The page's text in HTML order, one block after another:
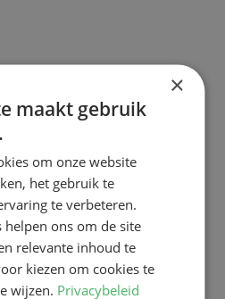
×
maakt gebruik
om onze website
het gebruik te
te verbeteren.
helpen ons om de site
relevante inhoud te
kiezen om cookies te
wijzen. Privacybeleid